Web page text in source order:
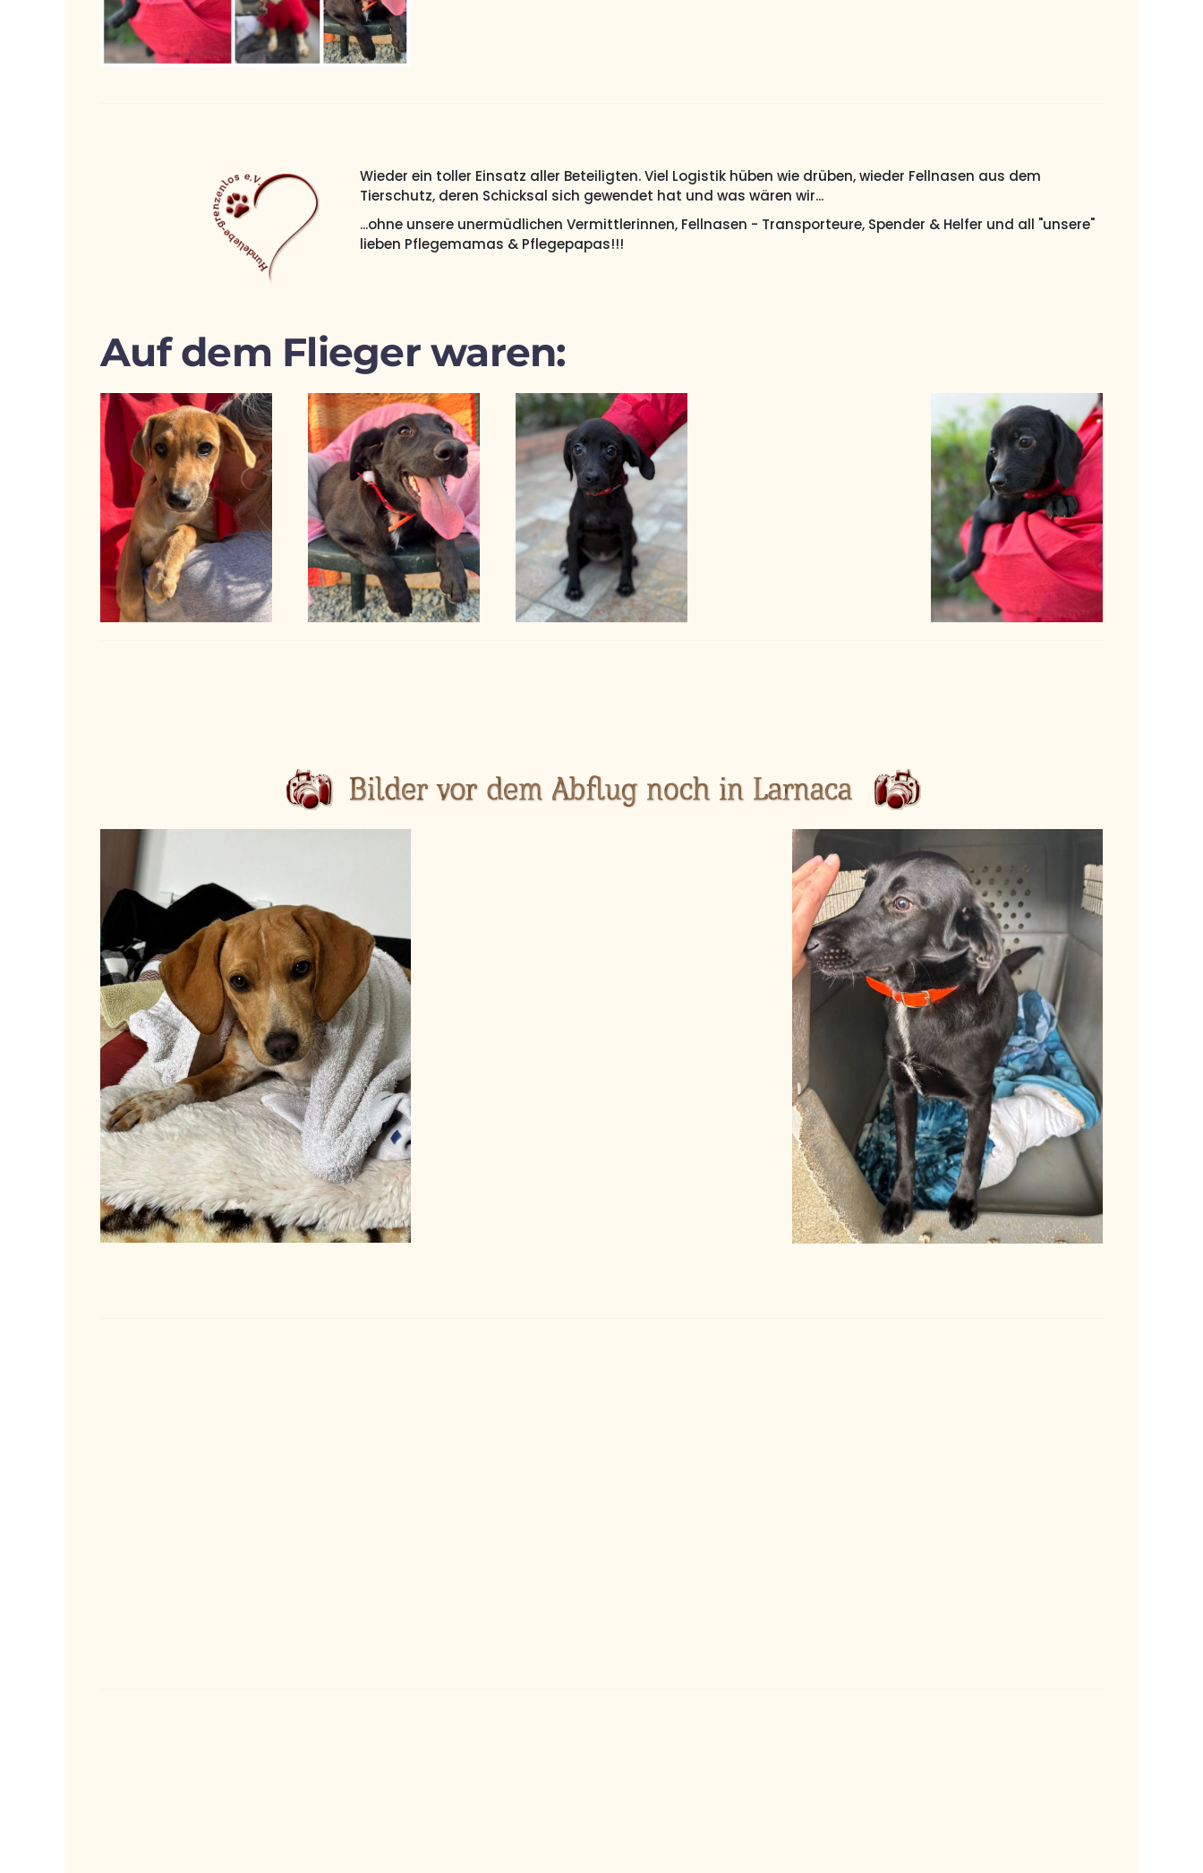
Wieder ein toller Einsatz aller Beteiligten. Viel Logistik hüben wie drüben, wieder Fellnasen aus dem
Tierschutz, deren Schicksal sich gewendet hat und was wären wir...
...ohne unsere unermüdlichen Vermittlerinnen, Fellnasen - Transporteure, Spender & Helfer und all "unsere"
lieben Pflegemamas & Pflegepapas!!!
Auf dem Flieger waren: